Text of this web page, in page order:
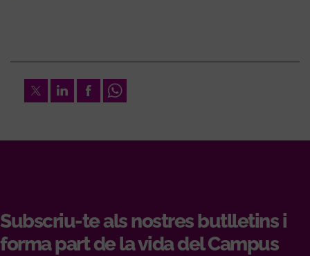
TwitterLinkedInFacebookWhatsapp
Subscriu-te als nostres butlletins i
forma part de la vida del Campus